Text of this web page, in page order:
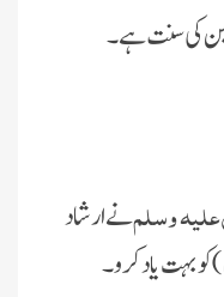
علیہ وسلمنے ارشاد
بہت یاد کرو۔